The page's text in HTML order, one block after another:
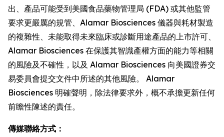
出、產品可能受到美國食品藥物管理局 (FDA) 或其他監管
要求更嚴厲的規管、Alamar Biosciences 儀器與耗材製造
的複雜性、未能取得未來臨床或診斷用途產品的上市許可、
Alamar Biosciences 在保護其智識產權方面的能力等相關
的風險及不確性，以及 Alamar Biosciences 向美國證券交
易委員會提交文件中所述的其他風險。 Alamar
Biosciences 明確聲明，除法律要求外，概不承擔更新任何
前瞻性陳述的責任。
傳媒聯絡方式：